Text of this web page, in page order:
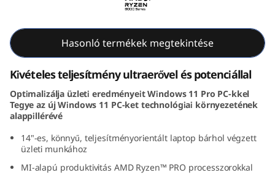
4
G
e
n
5
Hasonló termékek megtekintése
Kivételes teljesítmény ultraerővel és potenciállal
Optimalizálja üzleti eredményeit Windows 11 Pro PC-kkel
Tegye az új Windows 11 PC-ket technológiai környezetének
alappillérévé
14"-es, könnyű, teljesítményorientált laptop bárhol végzett
üzleti munkához
MI-alapú produktivitás AMD Ryzen™ PRO processzorokkal